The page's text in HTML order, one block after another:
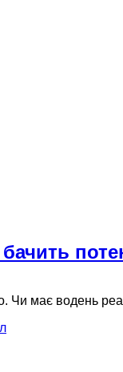
Чи має водень